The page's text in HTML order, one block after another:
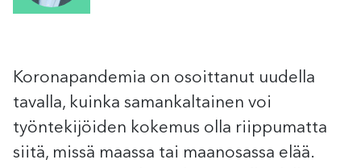
Koronapandemia on osoittanut uudella
tavalla, kuinka samankaltainen voi
työntekijöiden kokemus olla riippumatta
siitä, missä maassa tai maanosassa elää.